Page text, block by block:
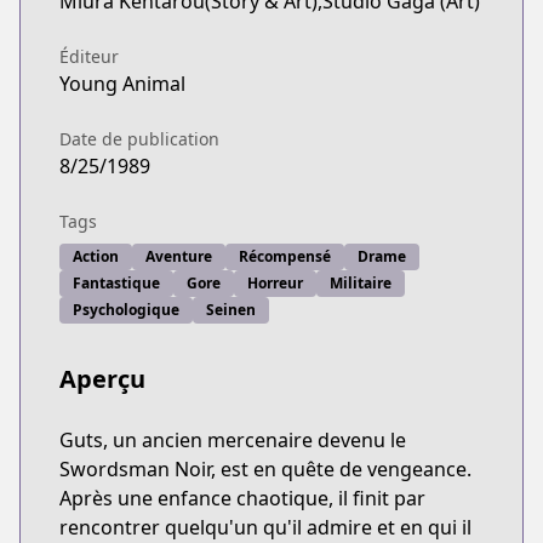
Éditeur
Young Animal
Date de publication
8/25/1989
Tags
Action Aventure Récompensé
Drame
Fantastique
Gore Horreur
Militaire
Psychologique
Seinen
Aperçu
Guts, un ancien mercenaire devenu le
Swordsman Noir, est en quête de vengeance.
Après une enfance chaotique, il finit par
rencontrer quelqu'un qu'il admire et en qui il